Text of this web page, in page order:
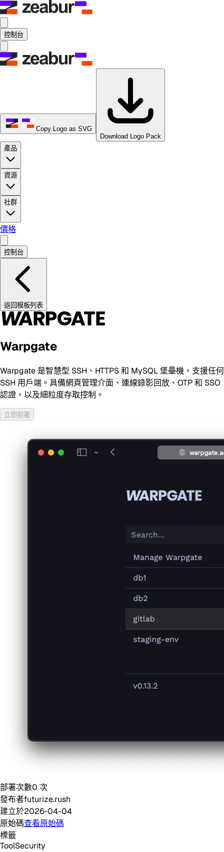
控制台
Copy Logo as SVG
Download Logo Pack
產品
資源
社群
價格
控制台
返回模板列表
Warpgate
Warpgate 是智慧型 SSH、HTTPS 和 MySQL 堡壘機，支援任何
SSH 用戶端。具備網頁管理介面、連線錄影回放、OTP 和 SSO
認證，以及細粒度存取控制。
立即部署
部署次數0 次
發布者futurize.rush
建立於2026-04-04
原始碼查看原始碼
標籤
ToolSecurity